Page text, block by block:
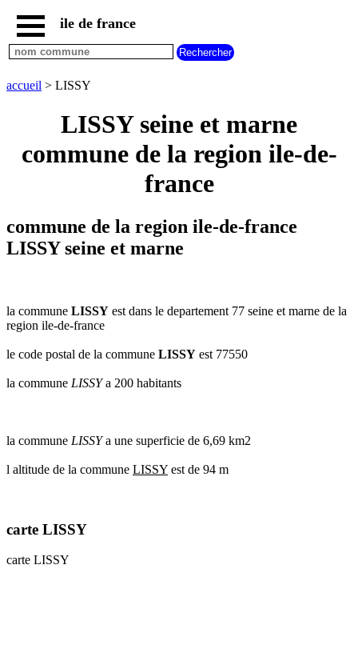
accueil
paris
communes
seine
marne
communes
communes
val
oise
val
communes
radar
ile de france
accueil > LISSY
LISSY seine et marne
commune de la region ile-de-
france
commune de la region ile-de-france
LISSY seine et marne
la commune LISSY est dans le departement 77 seine et marne de la
region ile-de-france
le code postal de la commune LISSY est 77550
la commune LISSYa 200 habitants
la commune LISSYa une superficie de 6,69 km2
l altitude de la commune LISSY est de 94 m
carte LISSY
carte LISSY